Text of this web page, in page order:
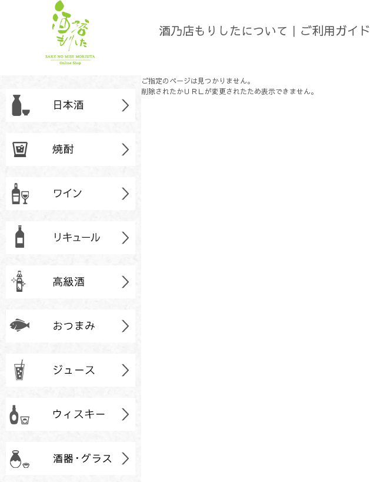
酒乃店もりしたについて ｜ ご利用ガイド
ご指定のページは見つかりません。
削除されたかＵＲＬが変更されたため表示できません。